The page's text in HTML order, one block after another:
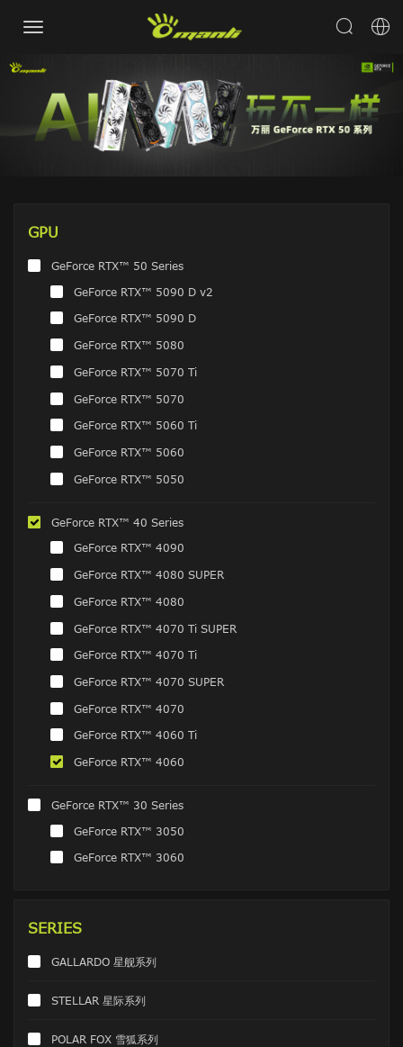
GPU
GeForce RTX™ 50 Series
GeForce RTX™ 5090 D v2
GeForce RTX™ 5090 D
GeForce RTX™ 5080
GeForce RTX™ 5070 Ti
GeForce RTX™ 5070
GeForce RTX™ 5060 Ti
GeForce RTX™ 5060
GeForce RTX™ 5050
GeForce RTX™ 40 Series
GeForce RTX™ 4090
GeForce RTX™ 4080 SUPER
GeForce RTX™ 4080
GeForce RTX™ 4070 Ti SUPER
GeForce RTX™ 4070 Ti
GeForce RTX™ 4070 SUPER
GeForce RTX™ 4070
GeForce RTX™ 4060 Ti
GeForce RTX™ 4060
GeForce RTX™ 30 Series
GeForce RTX™ 3050
GeForce RTX™ 3060
SERIES
GALLARDO 星舰系列
STELLAR 星际系列
POLAR FOX 雪狐系列